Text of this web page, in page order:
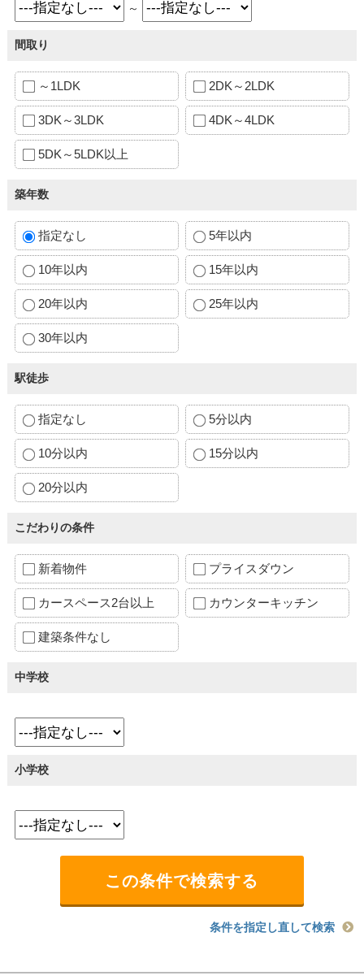
～
間取り
～1LDK 2DK～2LDK
3DK～3LDK 4DK～4LDK
5DK～5LDK以上
築年数
指定なし 5年以内
10年以内 15年以内
20年以内 25年以内
30年以内
駅徒歩
指定なし 5分以内
10分以内 15分以内
20分以内
こだわりの条件
新着物件 プライスダウン
カースペース2台以上 カウンターキッチン
建築条件なし
中学校
小学校
条件を指定し直して検索